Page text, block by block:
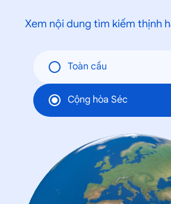
Xem nội dung tìm kiếm thịnh
Toàn cầu
Cộng hòa Séc